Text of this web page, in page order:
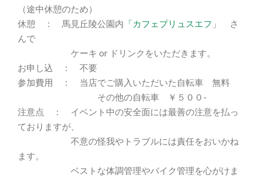
（途中休憩のため）
休憩 ： 馬見丘陵公園内 「カフェプリュスエフ 」
さ
んで
ケーキ or ドリンクをいただきます。
お申し込 ： 不要
参加費用 ： 当店でご購入いただいた自転車 無料
その他の自転車 ￥５００-
注意点 ： イベント中の安全面には最善の注意を払っ
ておりますが、
不意の怪我やトラブルには責任をおいかね
ます。
ベストな体調管理やバイク管理を心がけま